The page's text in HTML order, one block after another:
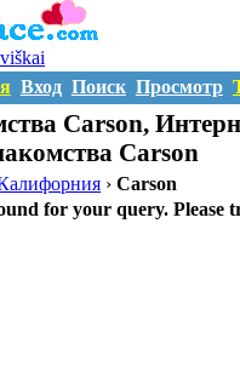
Вход Поиск Просмотр
Carson,
Carson
›Carson
for your query. Please